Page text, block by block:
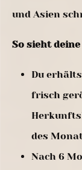
und Asien
So sieht deine
Du
frisch
des
Nach 6